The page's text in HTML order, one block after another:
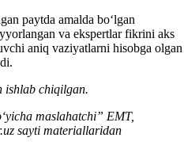
paytda amalda boʻlgan
va ekspertlar fikrini aks
aniq vaziyatlarni hisobga olgan
ishlab chiqilgan.
maslahatchi” EMT,
sayti materiallaridan